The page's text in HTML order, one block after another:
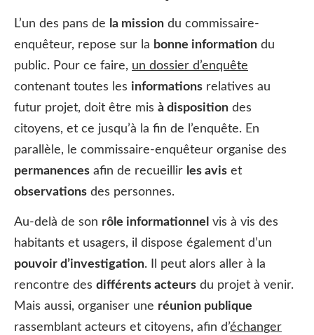
L’un des pans de la mission du commissaire-
enquêteur, repose sur la bonne information du
public. Pour ce faire, un dossier d’enquête
contenant toutes les informations relatives au
futur projet, doit être mis à disposition des
citoyens, et ce jusqu’à la fin de l’enquête. En
parallèle, le commissaire-enquêteur organise des
permanences afin de recueillir les avis et
observations des personnes.
Au-delà de son rôle informationnel vis à vis des
habitants et usagers, il dispose également d’un
pouvoir d’investigation. Il peut alors aller à la
rencontre des différents acteurs du projet à venir.
Mais aussi, organiser une réunion publique
rassemblant acteurs et citoyens, afin d’échanger